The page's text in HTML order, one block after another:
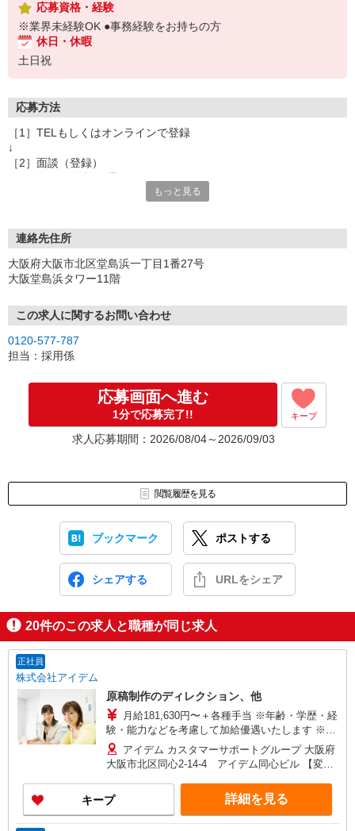
応募資格・経験
※業界未経験OK ●事務経験をお持ちの方
休日・休暇
土日祝
応募方法
［1］TELもしくはオンラインで登録
↓
［2］面談（登録）
［3］お仕事の紹介
ご希望条件に合うお仕事があればその他のお仕事もご紹介
↓
就業にあたっての手続きを行います。
↓
［5］お仕事スタート
出勤初日は営業担当が同行するので
※ご応募のタイミングによっては募集が終了している場合もござい
ます。予めご了承ください。
もっと見る
連絡先住所
大阪府大阪市北区堂島浜一丁目1番27号
大阪堂島浜タワー11階
この求人に関するお問い合わせ
0120-577-787
担当：採用係
応募画面へ進む
1分で応募完了!! キープ
求人応募期間：2026/08/04～2026/09/03
閲覧履歴を見る
ブックマーク ポストする
シェアする URLをシェア
20件のこの求人と職種が同じ求人
正社員
株式会社アイデム
原稿制作のディレクション、他
月給181,630円〜＋各種手当 ※年齢・学歴・経
験・能力などを考慮して加給優遇いたします ※住
宅手当・家族手当・残業手当別途支給 ★昇給年1
回、賞与年2回支給
アイデム カスタマーサポートグループ 大阪府
大阪市北区同心2-14-4 アイデム同心ビル 【変更
トという部署名ですが、操作方法など技術的な
問い合わせを受けて対応する部署ではありませ
ん。
キープ 詳細を見る